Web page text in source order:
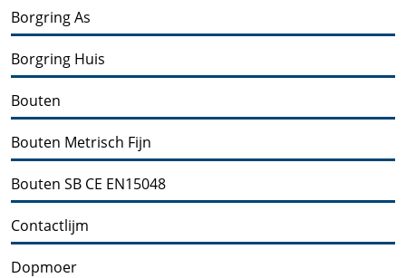
Borgring As
Borgring Huis
Bouten
Bouten Metrisch Fijn
Bouten SB CE EN15048
Contactlijm
Dopmoer